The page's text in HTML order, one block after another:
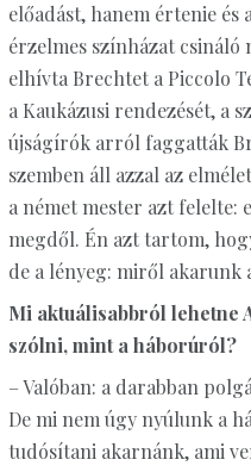
előadást, hanem értenie és
érzelmes színházat
elhívta Brechtet a Piccolo
a Kaukázusi rendezését, a
újságírók arról faggatták
szemben áll azzal az
a német mester azt
megdől. Én azt tartom,
de a lényeg: miről akarunk
Mi aktuálisabbról lehetne
szólni, mint a háborúról?
– Valóban: a darabban
De mi nem úgy nyúlunk a
tudósítani akarnánk, ami